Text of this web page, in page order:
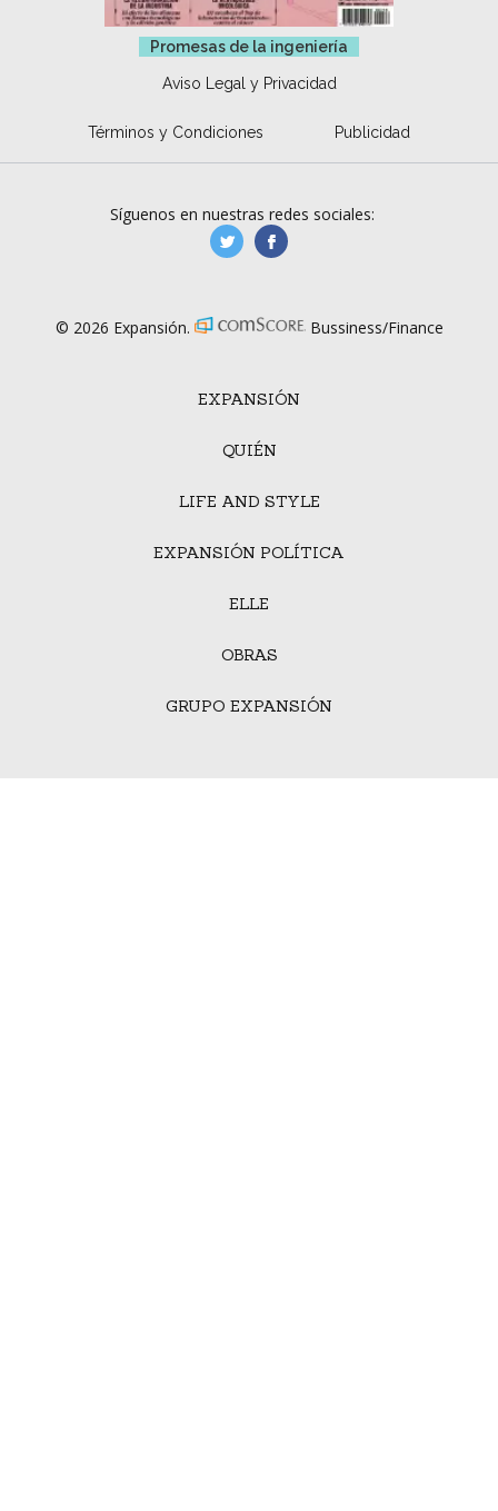
Promesas de la ingeniería
Aviso Legal y Privacidad
Términos y Condiciones Publicidad
EXPANSIÓN
QUIÉN
LIFE AND STYLE
EXPANSIÓN POLÍTICA
ELLE
OBRAS
GRUPO EXPANSIÓN
Síguenos en nuestras redes sociales:
manufacturaGE
© 2026 Expansión. Bussiness/Finance